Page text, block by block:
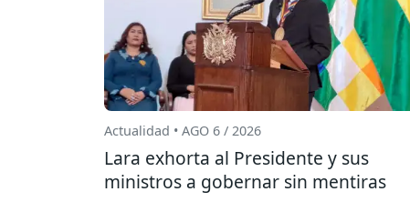
Actualidad • AGO 6 / 2026
Lara exhorta al Presidente y sus
ministros a gobernar sin mentiras